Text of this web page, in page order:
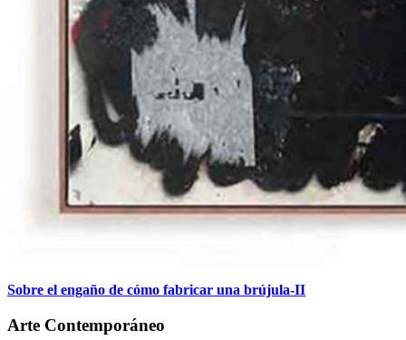
Sobre el engaño de cómo fabricar una brújula-II
Arte Contemporáneo